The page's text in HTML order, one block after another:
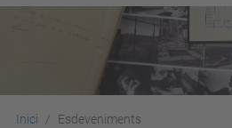
Inici Esdeveniments